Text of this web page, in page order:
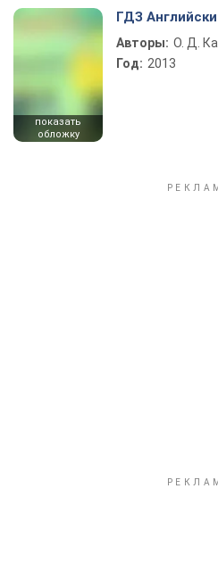
показать
обложку
ГДЗ
Авторы: О. Д.
Год: 2013